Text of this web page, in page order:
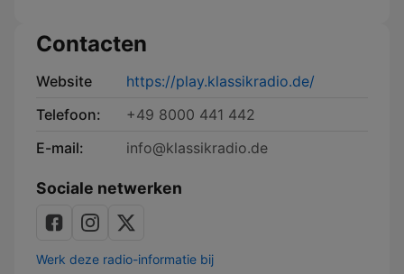
Contacten
Website
https://play.klassikradio.de/
Telefoon:
+49 8000 441 442
E-mail:
info@klassikradio.de
Sociale netwerken
Werk deze radio-informatie bij